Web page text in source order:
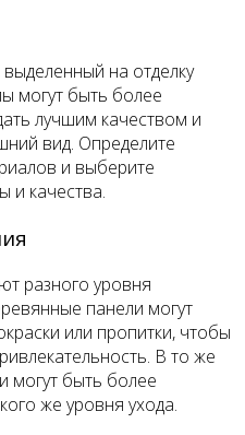
на отделку
могут быть более
лучшим качеством и
вид. Определите
и выберите
и качества.
разного уровня
панели могут
или пропитки, чтобы
В то же
могут быть более
же уровня ухода.